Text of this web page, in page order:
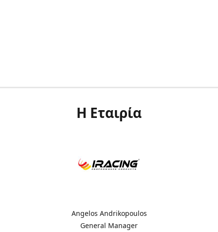
Η Εταιρία
Angelos Andrikopoulos
General Manager